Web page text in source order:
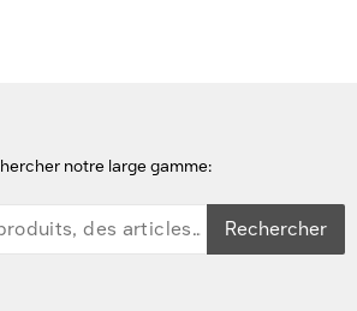
notre large gamme:
Rechercher